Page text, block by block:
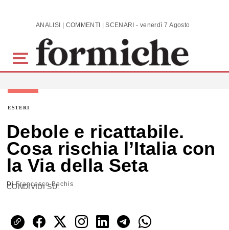
Skip to main content ANALISI | COMMENTI | SCENARI - venerdì 7 Agosto 2026
ESTERI
Debole e ricattabile.
Cosa rischia l’Italia con
la Via della Seta
DiFrancesco Bechis
CONDIVIDI SU: